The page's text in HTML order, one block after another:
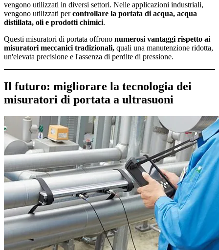
vengono utilizzati in diversi settori. Nelle applicazioni industriali,
vengono utilizzati percontrollare la portata di acqua, acqua
distillata, oli e prodotti chimici.
Questi misuratori di portata offrono numerosi vantaggi rispetto ai
misuratori meccanici tradizionali, quali una manutenzione ridotta,
un'elevata precisione e l'assenza di perdite di pressione.
Il futuro: migliorare la tecnologia dei
misuratori di portata a ultrasuoni